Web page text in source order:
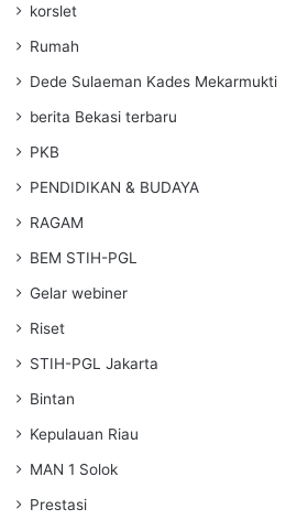
korslet
Rumah
Dede Sulaeman Kades Mekarmukti
berita Bekasi terbaru
PKB
PENDIDIKAN & BUDAYA
RAGAM
BEM STIH-PGL
Gelar webiner
Riset
STIH-PGL Jakarta
Bintan
Kepulauan Riau
MAN 1 Solok
Prestasi